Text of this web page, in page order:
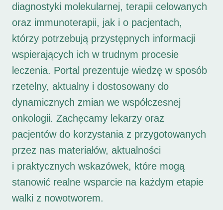
diagnostyki molekularnej, terapii celowanych
oraz immunoterapii, jak i o pacjentach,
którzy potrzebują przystępnych informacji
wspierających ich w trudnym procesie
leczenia. Portal prezentuje wiedzę w sposób
rzetelny, aktualny i dostosowany do
dynamicznych zmian we współczesnej
onkologii. Zachęcamy lekarzy oraz
pacjentów do korzystania z przygotowanych
przez nas materiałów, aktualności
i praktycznych wskazówek, które mogą
stanowić realne wsparcie na każdym etapie
walki z nowotworem.